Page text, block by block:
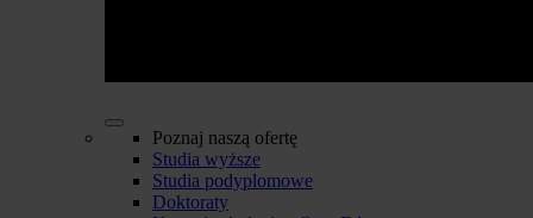
Poznaj naszą ofertę
Studia wyższe
Studia podyplomowe
Doktoraty